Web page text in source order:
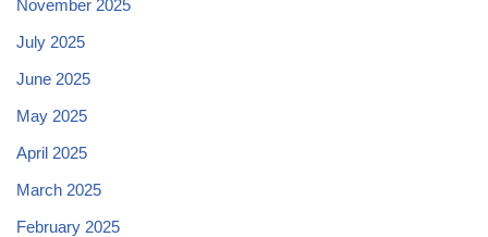
November 2025
July 2025
June 2025
May 2025
April 2025
March 2025
February 2025